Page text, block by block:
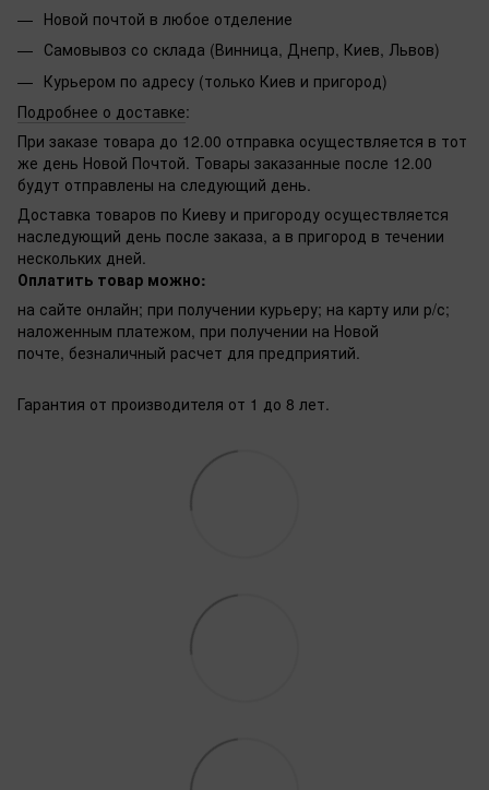
Новой почтой в любое отделение
Самовывоз со склада (Винница, Днепр, Киев, Львов)
Курьером по адресу (только Киев и пригород)
Подробнее о доставке:
При заказе товара до 12.00 отправка осуществляется в тот
же день Новой Почтой. Товары заказанные после 12.00
будут отправлены на следующий день.
Доставка товаров по Киеву и пригороду осуществляется
наследующий день после заказа, а в пригород в течении
нескольких дней.
Оплатить товар можно:
на сайте онлайн; при получении курьеру; на карту или р/с;
наложенным платежом, при получении на Новой
почте, безналичный расчет для предприятий.
Гарантия от производителя от 1 до 8 лет.